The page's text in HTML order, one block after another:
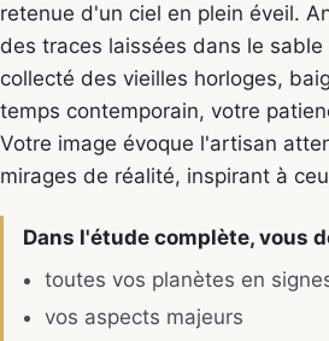
retenue d'un ciel en plein éveil.
des traces laissées dans le
collecté des vieilles horloges,
temps contemporain, votre
Votre image évoque l'artisan
mirages de réalité, inspirant à
Dans l'étude complète, vous
toutes vos planètes en
vos aspects majeurs